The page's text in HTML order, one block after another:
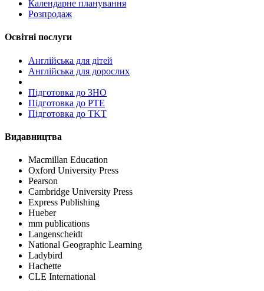
Календарне планування
Розпродаж
Освітні послуги
Англійська для дітей
Англійська для дорослих
Пiдготовка до ЗНО
Підготовка до PTE
Підготовка до TKT
Видавництва
Macmillan Education
Oxford University Press
Pearson
Cambridge University Press
Express Publishing
Hueber
mm publications
Langenscheidt
National Geographic Learning
Ladybird
Hachette
CLE International